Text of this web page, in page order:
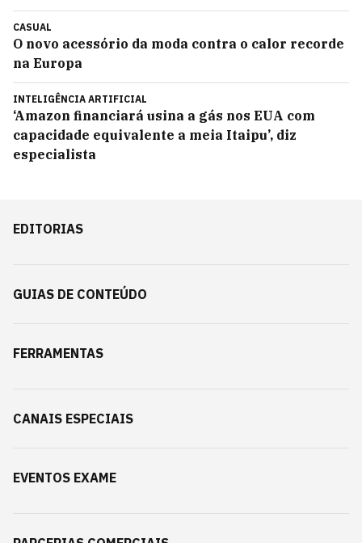
CASUAL
O novo acessório da moda contra o calor recorde
na Europa
INTELIGÊNCIA ARTIFICIAL
‘Amazon financiará usina a gás nos EUA com
capacidade equivalente a meia Itaipu’, diz
especialista
EDITORIAS
GUIAS DE CONTEÚDO
FERRAMENTAS
CANAIS ESPECIAIS
EVENTOS EXAME